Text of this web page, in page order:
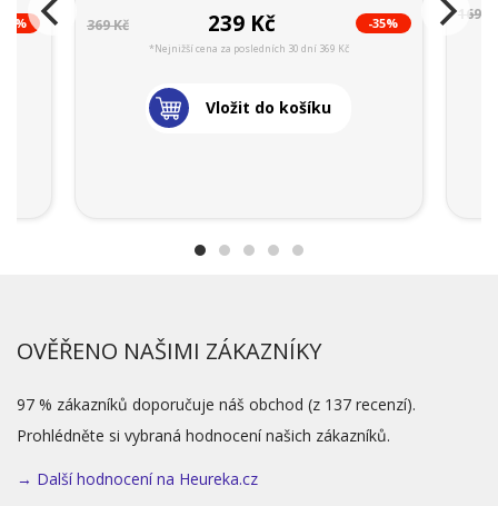
369 Kč 239 Kč -35%
*Nejnižší cena za posledních 30 dní 369 Kč
Vložit do košíku
169
OVĚŘENO NAŠIMI ZÁKAZNÍKY
97 % zákazníků doporučuje náš obchod (z 137 recenzí).
Prohlédněte si vybraná hodnocení našich zákazníků.
→ Další hodnocení na Heureka.cz